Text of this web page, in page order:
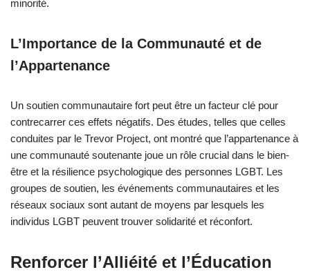
minorité.
L’Importance de la Communauté et de
l’Appartenance
Un soutien communautaire fort peut être un facteur clé pour
contrecarrer ces effets négatifs. Des études, telles que celles
conduites par le Trevor Project, ont montré que l’appartenance à
une communauté soutenante joue un rôle crucial dans le bien-
être et la résilience psychologique des personnes LGBT. Les
groupes de soutien, les événements communautaires et les
réseaux sociaux sont autant de moyens par lesquels les
individus LGBT peuvent trouver solidarité et réconfort.
Renforcer l’Alliéité et l’Éducation